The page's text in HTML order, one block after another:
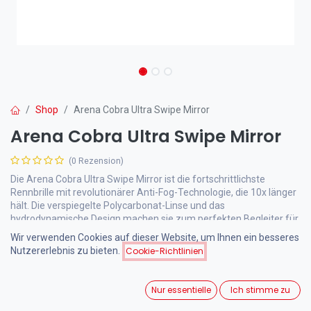
Shop Arena Cobra Ultra Swipe Mirror
Arena Cobra Ultra Swipe Mirror
(0 Rezension)
Die Arena Cobra Ultra Swipe Mirror ist die fortschrittlichste
Rennbrille mit revolutionärer Anti-Fog-Technologie, die 10x länger
hält. Die verspiegelte Polycarbonat-Linse und das
hydrodynamische Design machen sie zum perfekten Begleiter für
Wettkämpfe.
Wir verwenden Cookies auf dieser Website, um Ihnen ein besseres
Nutzererlebnis zu bieten.
Cookie-Richtlinien
Nur essentielle Ich stimme zu